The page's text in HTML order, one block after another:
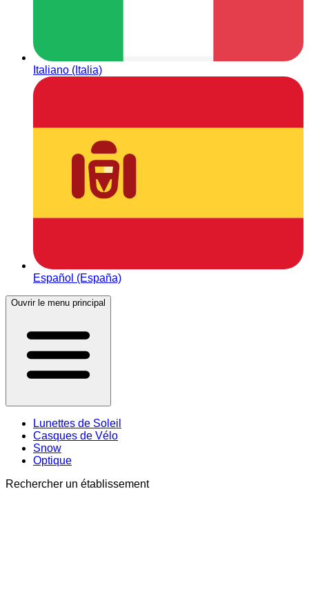
Italiano (Italia)
Español (España)
Ouvrir le menu principal
Lunettes de Soleil
Casques de Vélo
Snow
Optique
Rechercher un établissement